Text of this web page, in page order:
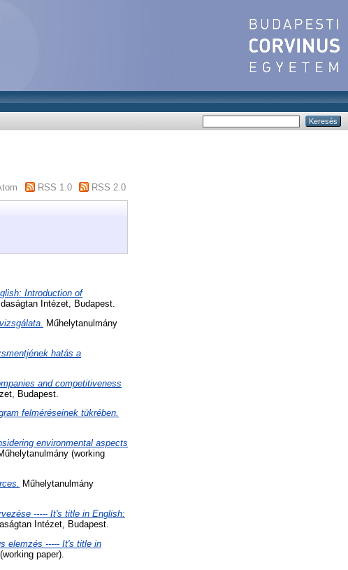
RSS 1.0 RSS 2.0
Introduction of
Intézet, Budapest.
Műhelytanulmány
hatás a
and competitiveness
Budapest.
felméréseinek tükrében.
environmental aspects
(working
Műhelytanulmány
----- It's title in English:
Intézet, Budapest.
elemzés ----- It's title in
paper).